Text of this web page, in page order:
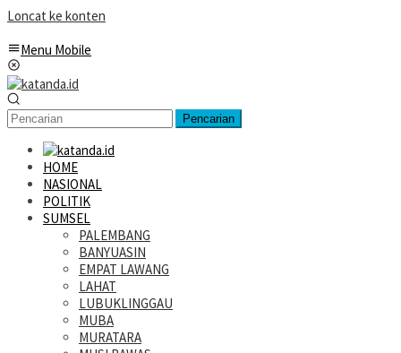
Loncat ke konten
Menu Mobile
Pencarian
HOME
NASIONAL
POLITIK
SUMSEL
PALEMBANG
BANYUASIN
EMPAT LAWANG
LAHAT
LUBUKLINGGAU
MUBA
MURATARA